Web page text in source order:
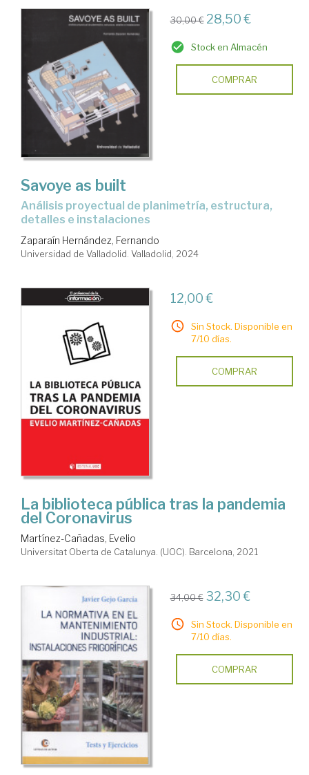
y
Documentación
Biblioteconomía
>
Construcción.
Instalaciones
30,00 € 28,50 €
Stock en Almacén
COMPRAR
Savoye as built
Análisis proyectual de planimetría, estructura,
detalles e instalaciones
Zaparaín Hernández, Fernando
Universidad de Valladolid. Valladolid, 2024
12,00 €
Sin Stock. Disponible en
7/10 días.
COMPRAR
La biblioteca pública tras la pandemia
del Coronavirus
Martínez-Cañadas, Evelio
Universitat Oberta de Catalunya. (UOC). Barcelona, 2021
34,00 € 32,30 €
Sin Stock. Disponible en
7/10 días.
COMPRAR